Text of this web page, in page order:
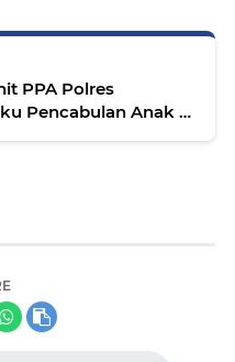
PPA Polres
Pencabulan Anak di